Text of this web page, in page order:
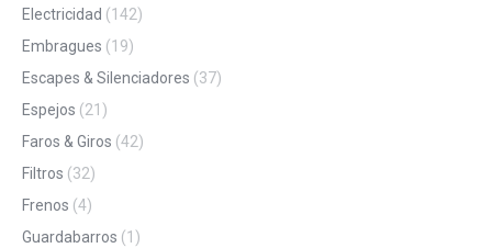
Electricidad (142)
Embragues (19)
Escapes & Silenciadores (37)
Espejos (21)
Faros & Giros (42)
Filtros (32)
Frenos (4)
Guardabarros (1)